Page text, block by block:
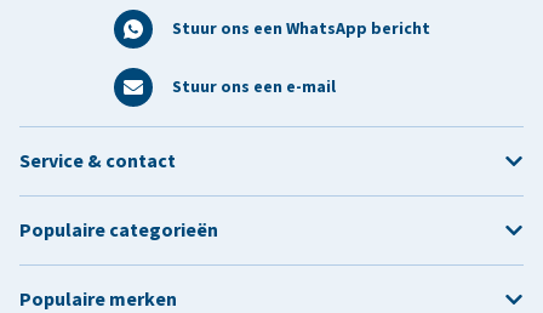
Stuur ons een WhatsApp bericht
Stuur ons een e-mail
Service & contact
Populaire categorieën
Populaire merken